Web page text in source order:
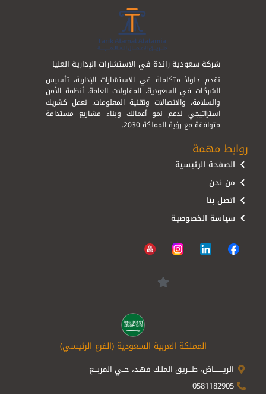
شركة سعودية رائدة في الاستشارات الإدارية العليا
نقدم حلولاً متكاملة في الاستشارات الإدارية، تأسيس
الشركات في السعودية، المقاولات العامة، أنظمة الأمن
والسلامة، والاتصالات وتقنية المعلومات. نعمل كشريك
استراتيجي لدعم نمو أعمالك وبناء مشاريع مستدامة
متوافقة مع رؤية المملكة 2030.
روابط مهمة
الصفحة الرئيسية
من نحن
اتصل بنا
سياسة الخصوصية
المملكة العربية السعودية (الفرع الرئيسي)
الريــــــــاض، طـــريق الملـك فهـد، حــي المربـــع
0581182905